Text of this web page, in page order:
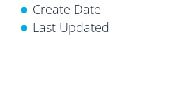
Create Date
Last Updated